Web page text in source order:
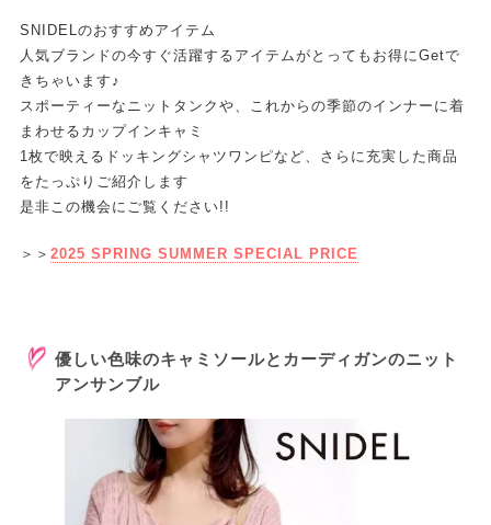
SNIDELのおすすめアイテム
人気ブランドの今すぐ活躍するアイテムがとってもお得にGetで
きちゃいます♪
スポーティーなニットタンクや、これからの季節のインナーに着
まわせるカップインキャミ
1枚で映えるドッキングシャツワンピなど、さらに充実した商品
をたっぷりご紹介します
是非この機会にご覧ください!!
＞＞ 2025 SPRING SUMMER SPECIAL PRICE
優しい色味のキャミソールとカーディガンのニット
アンサンブル